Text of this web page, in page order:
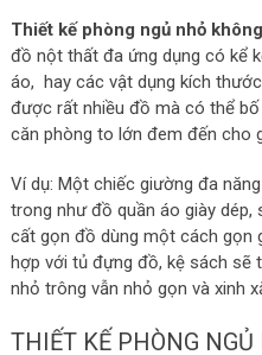
Thiết kế phòng ngủ nhỏ
đồ nột thất đa ứng dụng có kể
áo, hay các vật dụng kích
được rất nhiều đồ mà có thể
căn phòng to lớn đem đến cho
Ví dụ: Một chiếc giường đa
trong như đồ quần áo giày dép,
cất gọn đồ dùng một cách gọn
hợp với tủ đựng đồ, kệ sách sẽ
nhỏ trông vẫn nhỏ gọn và xinh
THIẾT KẾ PHÒNG